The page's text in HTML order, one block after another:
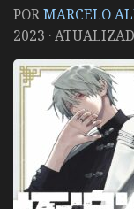
PORMARCELO
2023 ·